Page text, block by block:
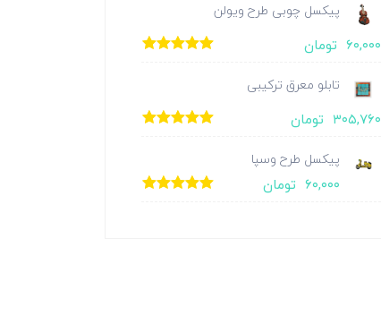
پیکسل چوبی طرح ویولن
۶۰,۰۰۰ تومان
تابلو معرق ترکیبی
۳۰۵,۷۶۰ تومان
پیکسل طرح وسپا
۶۰,۰۰۰ تومان